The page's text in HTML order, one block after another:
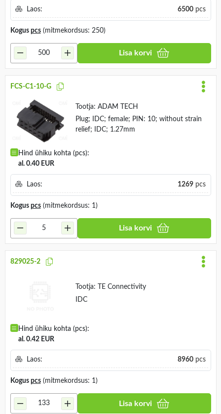
Laos: 6500pcs
Kogus pcs(mitmekordsus: 250)
Lisa korvi
FCS-C1-10-G
Tootja: ADAM TECH
Plug; IDC; female; PIN: 10; without strain
relief; IDC; 1.27mm
Hind ühiku kohta (pcs):
al. 0.40 EUR
Laos: 1269pcs
Kogus pcs(mitmekordsus: 1)
Lisa korvi
829025-2
Tootja:
TE Connectivity
IDC
Hind ühiku kohta (pcs):
al. 0.42 EUR
Laos: 8960pcs
Kogus pcs(mitmekordsus: 1)
Lisa korvi